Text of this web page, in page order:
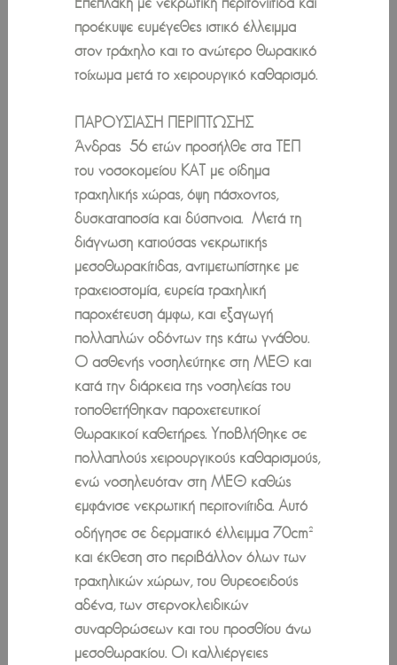
προέκυψε ευμέγεθες ιστικό έλλειμμα
στον τράχηλο και το ανώτερο θωρακικό
τοίχωμα μετά το χειρουργικό καθαρισμό.
ΠΑΡΟΥΣΙΑΣΗ ΠΕΡΙΠΤΩΣΗΣ
Άνδρας 56 ετών προσήλθε στα ΤΕΠ
του νοσοκομείου ΚΑΤ με οίδημα
τραχηλικής χώρας, όψη πάσχοντος,
δυσκαταποσία και δύσπνοια. Μετά τη
διάγνωση κατιούσας νεκρωτικής
μεσοθωρακίτιδας, αντιμετωπίστηκε με
τραχειοστομία, ευρεία τραχηλική
παροχέτευση άμφω, και εξαγωγή
πολλαπλών οδόντων της κάτω γνάθου.
Ο ασθενής νοσηλεύτηκε στη ΜΕΘ και
κατά την διάρκεια της νοσηλείας του
τοποθετήθηκαν παροχετευτικοί
θωρακικοί καθετήρες. Υποβλήθηκε σε
πολλαπλούς χειρουργικούς καθαρισμούς,
ενώ νοσηλευόταν στη ΜΕΘ καθώς
εμφάνισε νεκρωτική περιτονιίτιδα. Αυτό
οδήγησε σε δερματικό έλλειμμα 70cm2
και έκθεση στο περιβάλλον όλων των
τραχηλικών χώρων, του θυρεοειδούς
αδένα, των στερνοκλειδικών
συναρθρώσεων και του προσθίου άνω
μεσοθωρακίου. Οι καλλιέργειες